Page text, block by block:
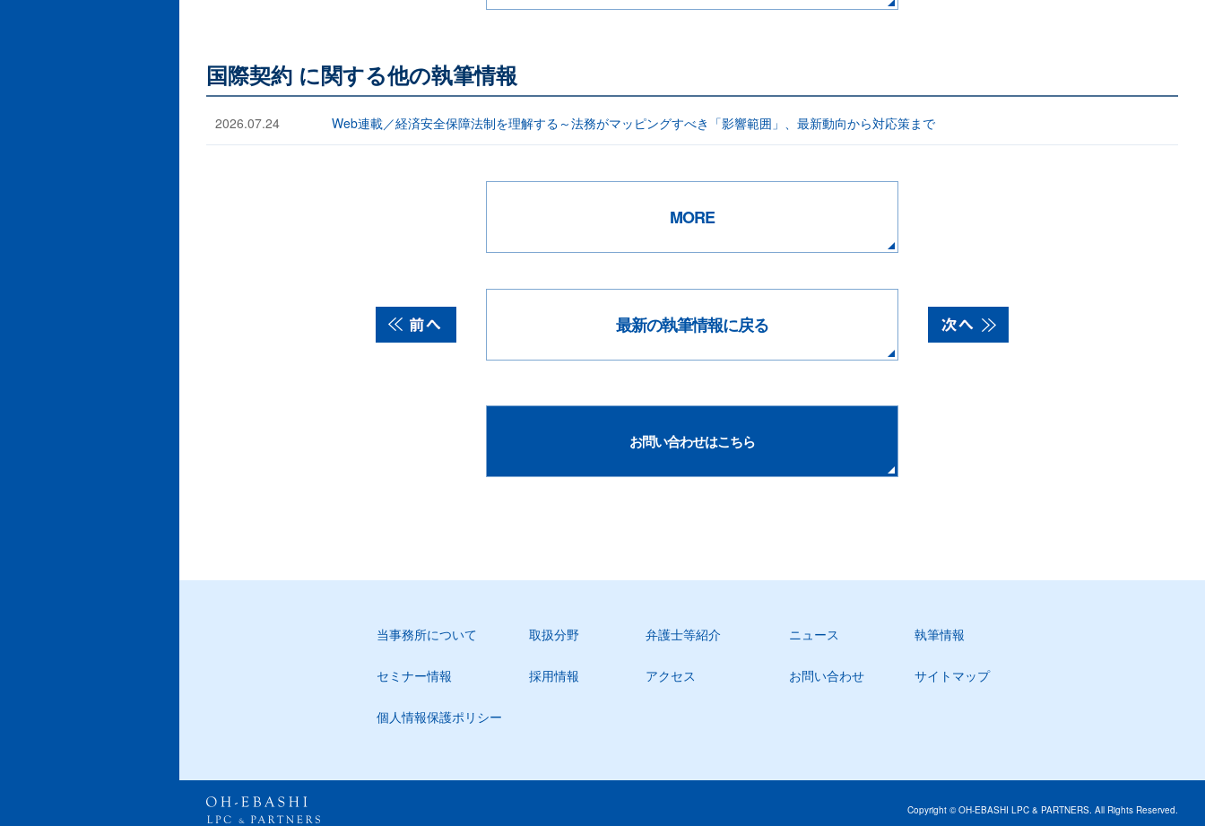
国際契約 に関する他の執筆情報
2026.07.24 Web連載／経済安全保障法制を理解する～法務がマッピングすべき「影響範囲」、最新動向から対応策まで
MORE
最新の執筆情報に戻る
お問い合わせはこちら
当事務所について 取扱分野 弁護士等紹介 ニュース 執筆情報
セミナー情報 採用情報 アクセス お問い合わせ サイトマップ
個人情報保護ポリシー
Copyright © OH-EBASHI LPC & PARTNERS. All Rights Reserved.